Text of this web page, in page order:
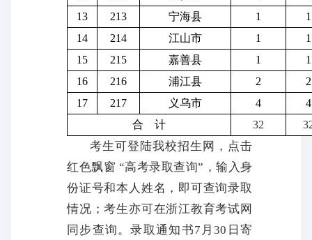
13
213 宁海县 1
1
14
214 江山市 1
1
15
215 嘉善县 1
1
16
216 浦江县 2
2
17
217 义乌市 4
4
合
计 32
考生可登陆我校招生网，点击
红色飘窗 “高考录取查询”，输入身
份证号和本人姓名，即可查询录取
情况；考生亦可在浙江教育考试网
同步查询。录取通知书7月30日寄